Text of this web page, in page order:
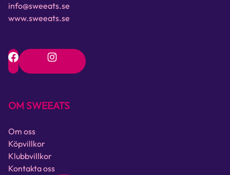
info@sweeats.se
www.sweeats.se
OM SWEEATS
Om oss
Köpvillkor
Klubbvillkor
Kontakta oss